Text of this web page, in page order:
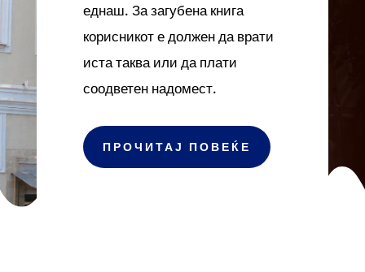
еднаш. За загубена книга
корисникот е должен да врати
иста таква или да плати
соодветен надомест.
ПРОЧИТАЈ ПОВЕЌЕ